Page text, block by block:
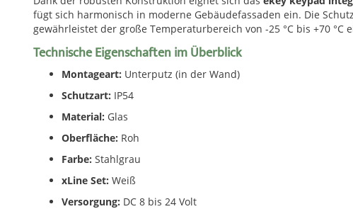
fügt sich harmonisch in moderne Gebäudefassaden ein. Die
gewährleistet der große Temperaturbereich von -25 °C bis +70
Technische Eigenschaften im Überblick
Montageart: Unterputz (in der Wand)
Schutzart: IP54
Material: Glas
Oberfläche: Roh
Farbe: Stahlgrau
xLine Set: Weiß
Versorgung: DC 8 bis 24 Volt